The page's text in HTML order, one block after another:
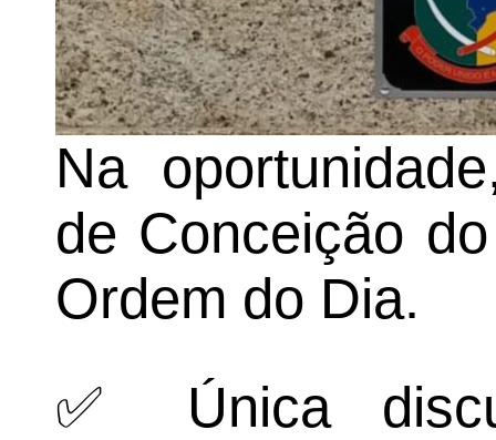
Na
de Conceição
Ordem do Dia.
✅ Única